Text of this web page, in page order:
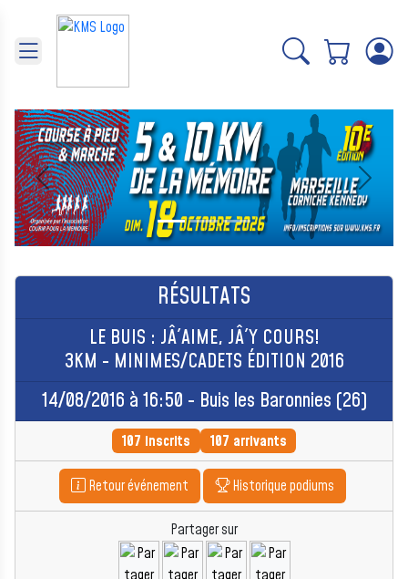
Précédent Suivant
RÉSULTATS
LE BUIS : JÂ´AIME, JÂ´Y COURS!
3KM - MINIMES/CADETS ÉDITION 2016
14/08/2016 à 16:50 - Buis les Baronnies (26)
107 inscrits 107 arrivants
Retour événement Historique podiums
Partager sur
Panneau de gestion des cookies